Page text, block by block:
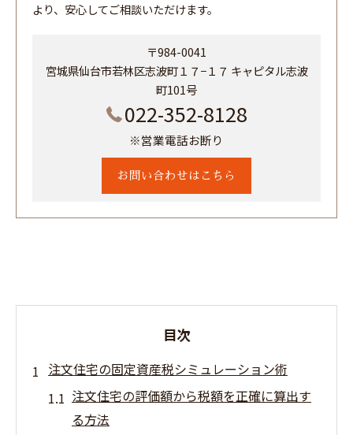
より、安心してご相談いただけます。
〒984-0041
宮城県仙台市若林区志波町１７−１７ キャピタル志波
町101号
022-352-8128
※営業電話お断り
お問い合わせはこちら
目次
注文住宅の固定資産税シミュレーション術
注文住宅の評価額から税額を正確に算出す
る方法